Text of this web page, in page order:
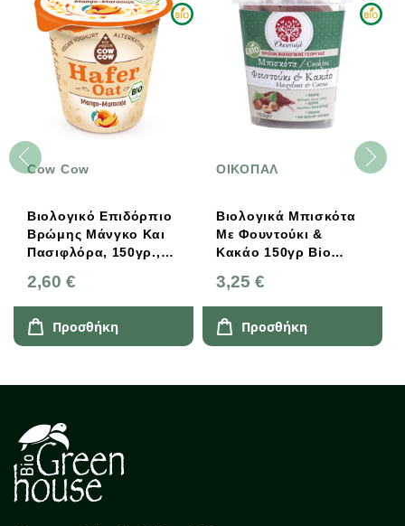
Cow Cow
Βιολογικό Επιδόρπιο
Βρώμης Μάνγκο Και
Πασιφλόρα, 150γρ.,
2,60 €
Προσθήκη
ΟΙΚΟΠΑΛ
Βιολογικά Μπισκότα
Με Φουντούκι &
Κακάο 150γρ Bio
3,25 €
Προσθήκη